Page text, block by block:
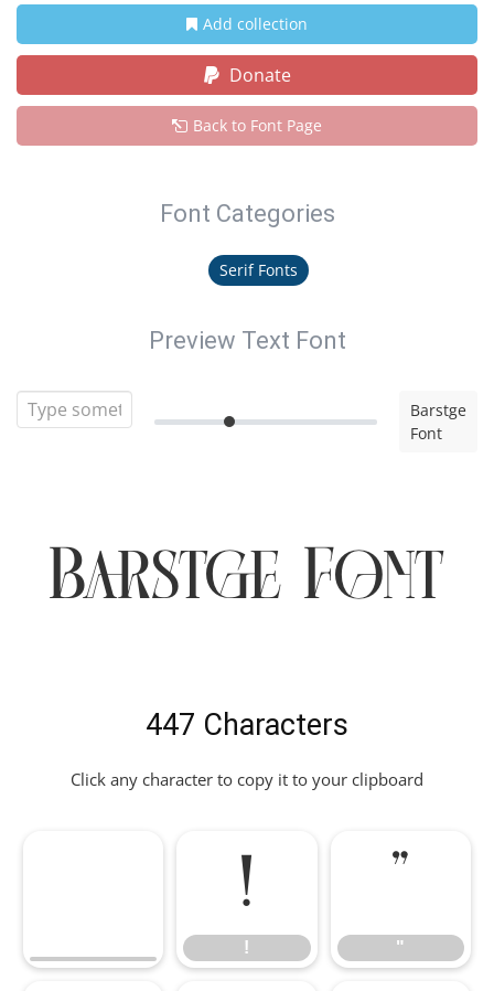
Add collection
Donate
Back to Font Page
Font Categories
Serif Fonts
Preview Text Font
Barstge
Font
Barstge Font
447 Characters
Click any character to copy it to your clipboard
!
!
"
"